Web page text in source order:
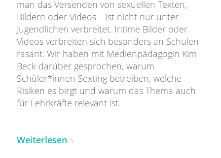
man das Versenden von sexuellen Texten,
Bildern oder Videos – ist nicht nur unter
Jugendlichen verbreitet. Intime Bilder oder
Videos verbreiten sich besonders an Schulen
rasant. Wir haben mit Medienpädagogin Kim
Beck darüber gesprochen, warum
Schüler*innen Sexting betreiben, welche
Risiken es birgt und warum das Thema auch
für Lehrkräfte relevant ist.
Weiterlesen